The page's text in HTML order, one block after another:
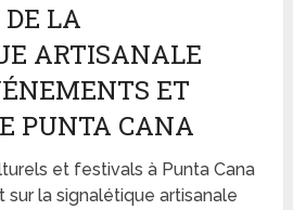
LA
ARTISANALE
ET
PUNTA CANA
et festivals à Punta Cana
sur la signalétique artisanale